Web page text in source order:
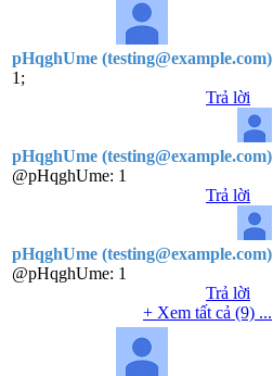
pHqghUme (testing@example.com)
1;
Trả lời
pHqghUme (testing@example.com)
@pHqghUme: 1
Trả lời
pHqghUme (testing@example.com)
@pHqghUme: 1
Trả lời
+ Xem tất cả (9) ...